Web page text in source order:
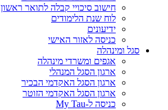
חישוב סיכויי קבלה לתואר ראשון
לוח שנת הלימודים
ידיעונים
כניסה לאזור האישי
סגל ומינהלה
אגפים ומשרדי מינהלה
ארגון הסגל המנהלי
ארגון הסגל האקדמי הבכיר
ארגון הסגל האקדמי הזוטר
כניסה ל-My Tau